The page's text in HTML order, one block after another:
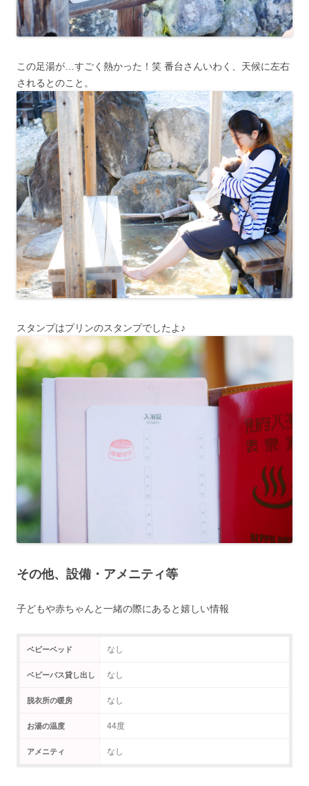
この足湯が…すごく熱かった！笑 番台さんいわく、天候に左右
されるとのこと。
スタンプはプリンのスタンプでしたよ♪
その他、設備・アメニティ等
子どもや赤ちゃんと一緒の際にあると嬉しい情報
ベビーベッド なし
ベビーバス貸し出し なし
脱衣所の暖房 なし
お湯の温度 44度
アメニティ なし